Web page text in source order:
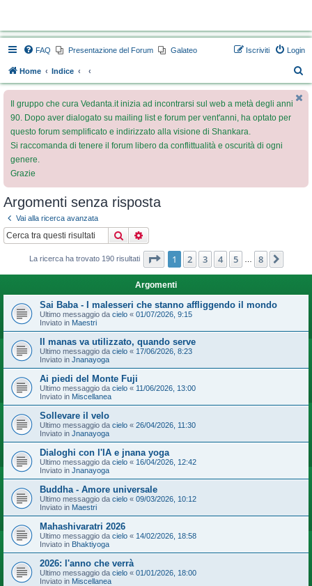
FAQ Presentazione del Forum Galateo Login
Iscriviti
Home Indice
e
Il gruppo che cura Vedanta.it inizia ad incontrarsi sul web a metà degli anni
90. Dopo aver dialogato su mailing list e forum per vent'anni, ha optato per
questo forum semplificato e indirizzato alla visione di Shankara.
Si raccomanda di tenere il forum libero da conflittualità e oscurità di ogni
genere.
Grazie
Argomenti senza risposta
Vai alla ricerca avanzata
Cerca
La ricerca ha trovato 190 risultati Pagina di
1 2 3 4 5 8
Argomenti
Sai Baba - I malesseri che stanno affliggendo il mondo
Ultimo messaggio da cielo « 01/07/2026, 9:15
Inviato in Maestri
Il manas va utilizzato, quando serve
Ultimo messaggio da cielo « 17/06/2026, 8:23
Inviato in Jnanayoga
Ai piedi del Monte Fuji
Ultimo messaggio da cielo « 11/06/2026, 13:00
Inviato in Miscellanea
Sollevare il velo
Ultimo messaggio da cielo « 26/04/2026, 11:30
Inviato in Jnanayoga
Dialoghi con l'IA e jnana yoga
Ultimo messaggio da cielo « 16/04/2026, 12:42
Inviato in Jnanayoga
Buddha - Amore universale
Ultimo messaggio da cielo « 09/03/2026, 10:12
Inviato in Maestri
Mahashivaratri 2026
Ultimo messaggio da cielo « 14/02/2026, 18:58
Inviato in Bhaktiyoga
2026: l'anno che verrà
Ultimo messaggio da cielo « 01/01/2026, 18:00
Inviato in Miscellanea